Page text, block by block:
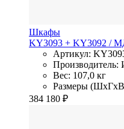
Шкафы
KY3093 + KY3092 /
Артикул:
Производитель:
Вес: 107,0 кг
Размеры
384 180 ₽